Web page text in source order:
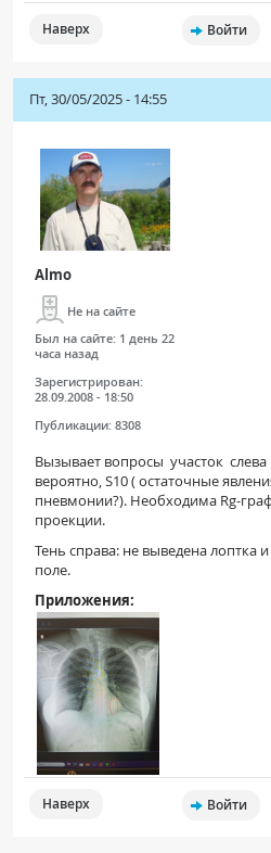
Наверх Войти
Пт, 30/05/2025 - 14:55
Almo
Не на сайте
Был на сайте: 1 день 22
часа назад
Зарегистрирован:
28.09.2008 - 18:50
Публикации: 8308
Вызывает вопросы участок слева
вероятно, S10 ( остаточные
пневмонии?). Необходима Rg-
проекции.
Тень справа: не выведена лоптка
поле.
Приложения:
Наверх Войти